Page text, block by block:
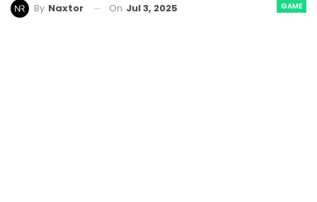
GAME
By Naxtor On Jul 3, 2025